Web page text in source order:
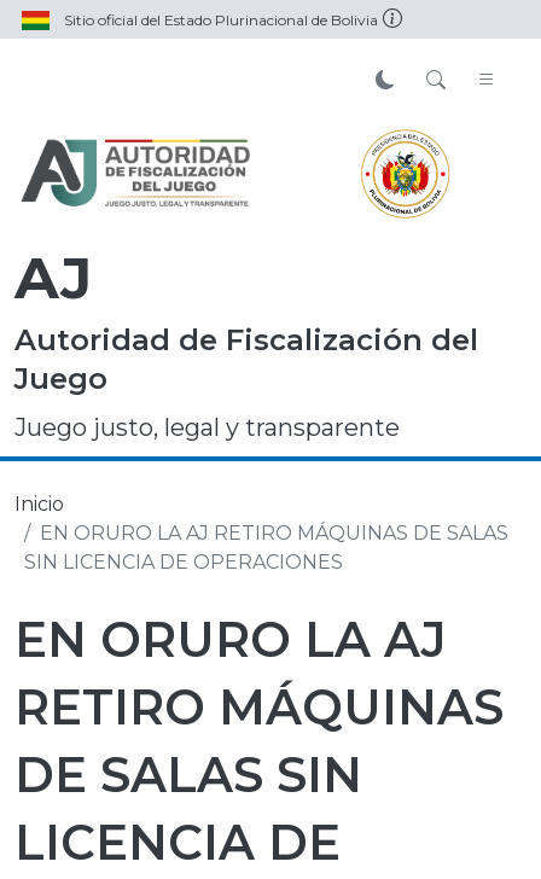
Sitio oficial del Estado Plurinacional de Bolivia
AJ
Autoridad de Fiscalización del
Juego
Juego justo, legal y transparente
Inicio
EN ORURO LA AJ RETIRO MÁQUINAS DE SALAS
SIN LICENCIA DE OPERACIONES
EN ORURO LA AJ
RETIRO MÁQUINAS
DE SALAS SIN
LICENCIA DE